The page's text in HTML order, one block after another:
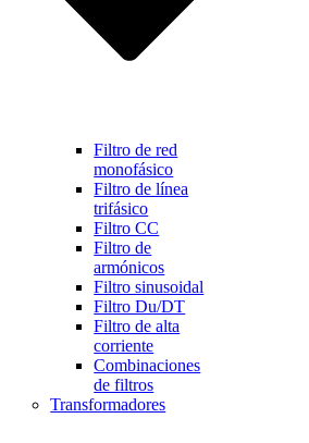
Filtro de red
monofásico
Filtro de línea
trifásico
Filtro CC
Filtro de
armónicos
Filtro sinusoidal
Filtro Du/DT
Filtro de alta
corriente
Combinaciones
de filtros
Transformadores